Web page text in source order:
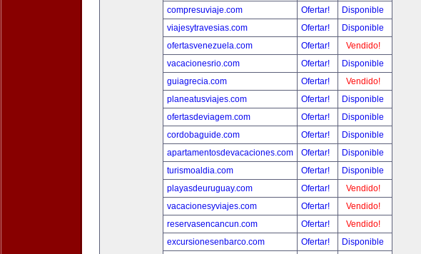
compresuviaje.com
Ofertar!
Disponible
viajesytravesias.com
Ofertar!
Disponible
ofertasvenezuela.com
Ofertar!
Vendido!
vacacionesrio.com
Ofertar!
Disponible
guiagrecia.com
Ofertar!
Vendido!
planeatusviajes.com
Ofertar!
Disponible
ofertasdeviagem.com
Ofertar!
Disponible
cordobaguide.com
Ofertar!
Disponible
apartamentosdevacaciones.com
Ofertar!
Disponible
turismoaldia.com
Ofertar!
Disponible
playasdeuruguay.com
Ofertar!
Vendido!
vacacionesyviajes.com
Ofertar!
Vendido!
reservasencancun.com
Ofertar!
Vendido!
excursionesenbarco.com
Ofertar!
Disponible